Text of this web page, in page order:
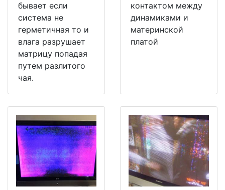
бывает если
система не
герметичная то и
влага разрушает
матрицу попадая
путем разлитого
чая.
контактом между
динамиками и
материнской
платой